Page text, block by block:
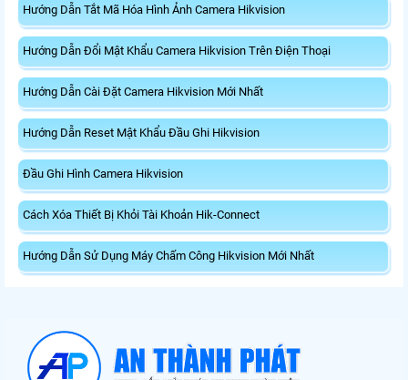
Hướng Dẫn Tắt Mã Hóa Hình Ảnh Camera Hikvision
Hướng Dẫn Đổi Mật Khẩu Camera Hikvision Trên Điện Thoại
Hướng Dẫn Cài Đặt Camera Hikvision Mới Nhất
Hướng Dẫn Reset Mật Khẩu Đầu Ghi Hikvision
Đầu Ghi Hình Camera Hikvision
Cách Xóa Thiết Bị Khỏi Tài Khoản Hik-Connect
Hướng Dẫn Sử Dụng Máy Chấm Công Hikvision Mới Nhất